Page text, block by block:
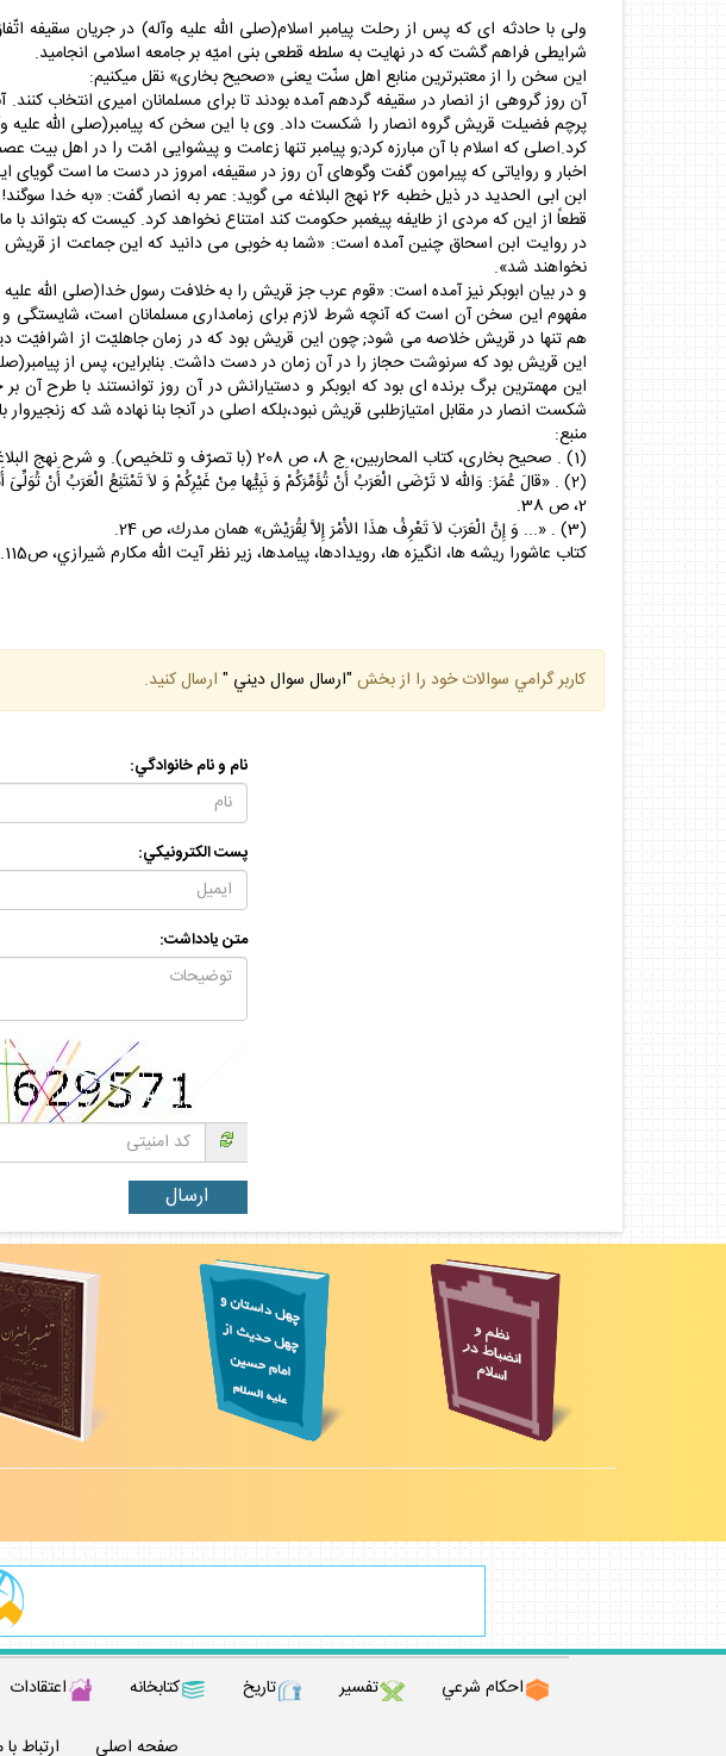
ولى با حادثه اى كه پس از رحلت پيامبر اسلام(صلى الله عليه وآله) در جريان سقيفه
شرايطى فراهم گشت كه در نهايت به سلطه قطعى بنى اميّه بر جامعه اسلامى انجاميد.
اين سخن را از معتبرترين منابع اهل سنّت يعنى «صحيح بخارى» نقل ميكنيم:
آن روز گروهى از انصار در سقيفه گردهم آمده بودند تا براى مسلمانان اميرى انتخاب
كرد.اصلى كه اسلام با آن مبارزه كرد;و پيامبر تنها زعامت و پيشوايى امّت را در اهل بيت
اخبار و رواياتى كه پيرامون گفت وگوهاى آن روز در سقيفه، امروز در دست ما است
ابن ابى الحديد در ذيل خطبه 26 نهج البلاغه مى گويد: عمر به
قطعاً از اين كه مردى از طايفه پيغمبر حكومت كند امتناع نخواهد كرد. كيست كه بتواند
در روايت ابن اسحاق چنين آمده است: «شما به خوبى مى دانيد كه اين جماعت از قريش
نخواهند شد».
و در بيان ابوبكر نيز آمده است: «قوم عرب جز قريش را به خلافت رسول خدا(صلى الله
مفهوم اين سخن آن است كه آنچه شرط لازم براى زمامدارى مسلمانان است، شايستگى
هم تنها در قريش خلاصه مى شود; چون اين قريش بود كه در زمان جاهليّت از اشرافيّت
اين قريش بود كه سرنوشت حجاز را در آن زمان در دست داشت. بنابراين، پس از
اين مهمترين برگ برنده اى بود كه ابوبكر و دستيارانش در آن روز توانستند با طرح آن
شكست انصار در مقابل امتيازطلبى قريش نبود،بلكه اصلى در آنجا بنا نهاده شد كه
منبع:
(1) . صحيح بخارى، كتاب المحاربين، ج 8، ص 208 (با تصرّف و تلخيص). و شرح نهج البلاغه ابن ابى الحديد، ج 2، ص 24 .
(2) . «قالَ عُمَرُ: وَالله لا تَرْضَى الْعَرَبُ أَنْ تُؤَمِّرَكُمْ وَ نَبِيُّها مِنْ غَيْرِكُمْ وَ لاَ تَمْتَنِعُ الْعَرَبُ أَنْ
2، ص 38.
(3) . «... وَ إِنَّ الْعَرَبَ لاَ تَعْرِفُ هذَا الاَْمْرَ إِلاَّ لِقُرَيْش» همان مدرك، ص 24.
كتاب عاشورا ريشه ها، انگيزه ها، رويدادها، پيامدها، زير نظر آيت الله مكارم شيرازي، ص115.
كاربر گرامي سوالات خود را از بخش "ارسال سوال ديني " ارسال كنيد.
نام و نام خانوادگي:
پست الكترونيكي:
متن يادداشت:
احكام شرعي تفسير تاريخ كتابخانه اعتقادات
صفحه اصلي ارتباط با